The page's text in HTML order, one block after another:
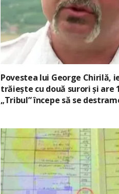
Povestea lui George Chirilă,
trăiește cu două surori și are
„Tribul” începe să se